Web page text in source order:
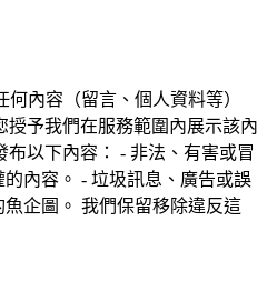
內容（留言、個人資料等）
授予我們在服務範圍內展示該內
以下內容： - 非法、有害或冒
內容。 - 垃圾訊息、廣告或誤
企圖。 我們保留移除違反這